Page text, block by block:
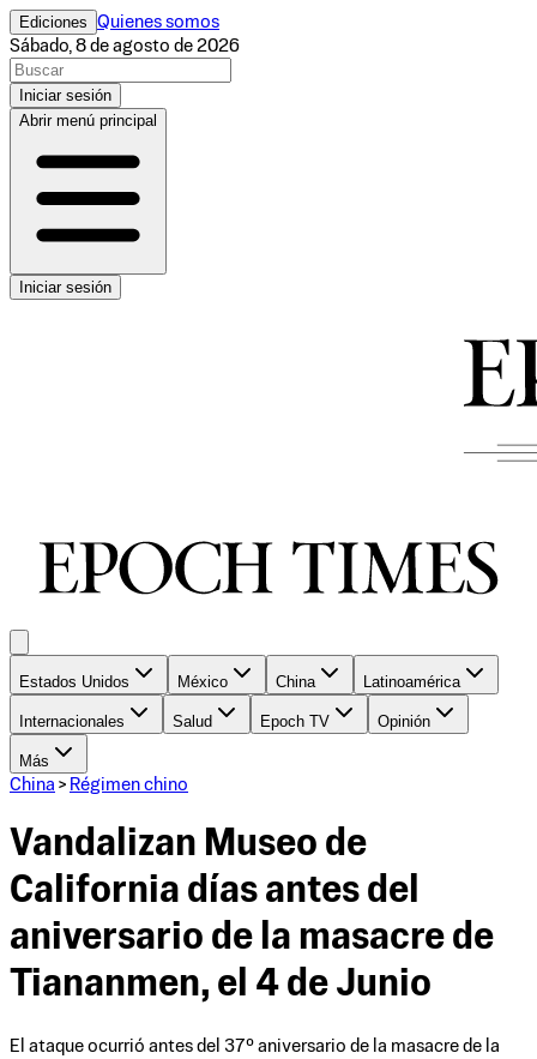
Ediciones Quienes somos
Sábado, 8 de agosto de 2026
Iniciar sesión
Abrir menú principal
Iniciar sesión
Estados Unidos México China Latinoamérica
Internacionales Salud Epoch TV Opinión
Más
China > Régimen chino
Vandalizan Museo de
California días antes del
aniversario de la masacre de
Tiananmen, el 4 de Junio
El ataque ocurrió antes del 37º aniversario de la masacre de la